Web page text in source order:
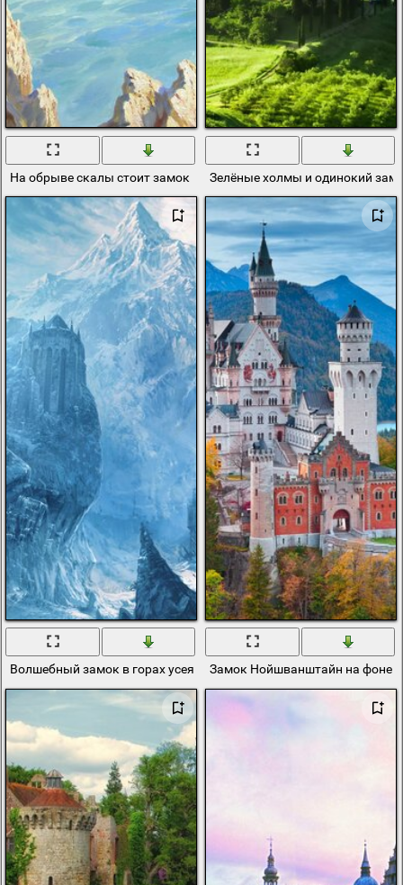
На обрыве скалы стоит замок из его окон прекрасный вид
Зелёные холмы и одинокий
Волшебный замок в горах усеянных снегомЗамок Нойшванштайн на фоне